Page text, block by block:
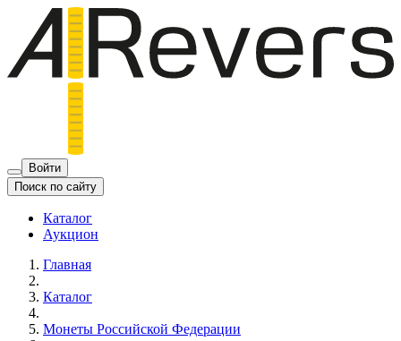
Войти
Поиск по сайту
Каталог
Аукцион
Главная
Каталог
Монеты Российской Федерации